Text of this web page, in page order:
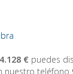
€puedes
nuestro teléfono